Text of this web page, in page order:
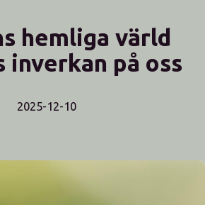
hemliga värld
inverkan på oss
2025-12-10